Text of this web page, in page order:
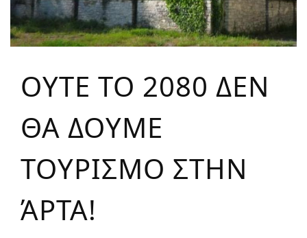
ΟΥΤΕ ΤΟ 2080 ΔΕΝ
ΘΑ ΔΟΥΜΕ
ΤΟΥΡΙΣΜΟ ΣΤΗΝ
ΆΡΤΑ!